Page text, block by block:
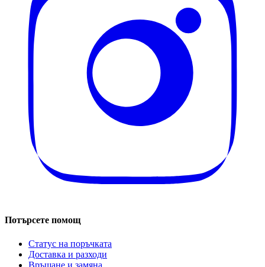
Потърсете помощ
Статус на поръчката
Доставка и разходи
Връщане и замяна